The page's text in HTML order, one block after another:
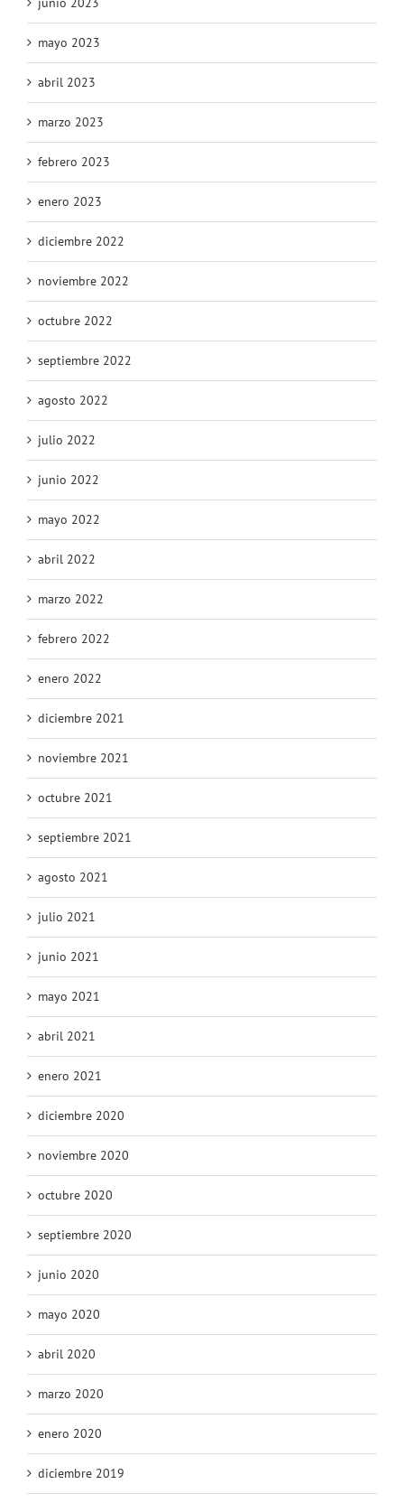
mayo 2023
abril 2023
marzo 2023
febrero 2023
enero 2023
diciembre 2022
noviembre 2022
octubre 2022
septiembre 2022
agosto 2022
julio 2022
junio 2022
mayo 2022
abril 2022
marzo 2022
febrero 2022
enero 2022
diciembre 2021
noviembre 2021
octubre 2021
septiembre 2021
agosto 2021
julio 2021
junio 2021
mayo 2021
abril 2021
enero 2021
diciembre 2020
noviembre 2020
octubre 2020
septiembre 2020
junio 2020
mayo 2020
abril 2020
marzo 2020
enero 2020
diciembre 2019